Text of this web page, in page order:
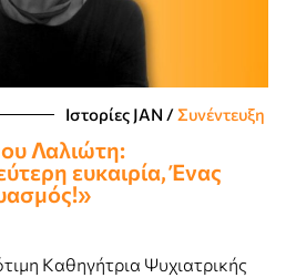
Ιστορίες JΑΝ /Συνέντευξη
Λαλιώτη:
ευκαιρία, Ένας
Kαθηγήτρια Ψυχιατρικής